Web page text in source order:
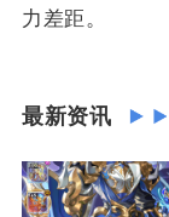
力差距。
最新资讯